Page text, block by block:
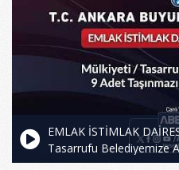
EMLAK İSTİMLAK
Tasarrufu Belediyemize
Kiralanması İşi